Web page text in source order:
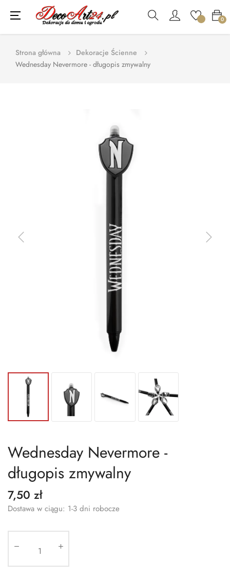
0
Toggle
navigation
☰
Strona główna
Dekoracje Ścienne
Wednesday Nevermore - długopis zmywalny
Wednesday Nevermore -
długopis zmywalny
7,50 zł
Dostawa w ciągu: 1-3 dni robocze